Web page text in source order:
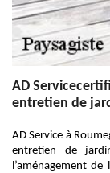
AD
entretien de
AD Service à
entretien de
l’aménagement